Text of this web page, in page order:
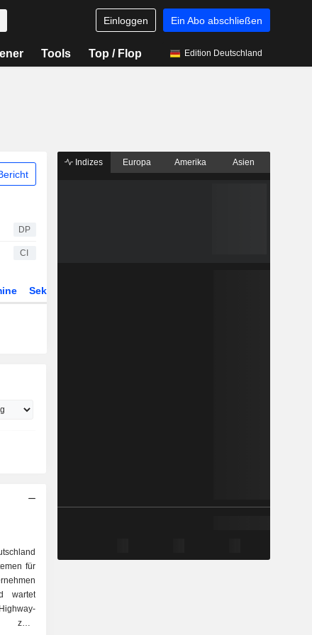
Einloggen Ein Abo abschließen
Tools Top / Flop Edition Deutschland
DP
CI
Sektor
für
wartet
zwei
Indizes Europa Amerika Asien